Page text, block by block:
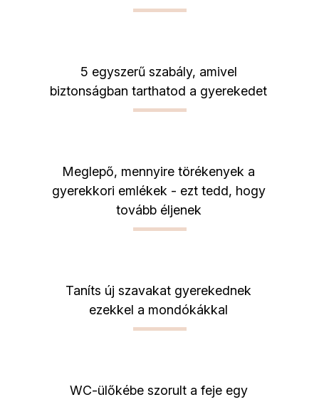
5 egyszerű szabály, amivel
biztonságban tarthatod a gyerekedet
Meglepő, mennyire törékenyek a
gyerekkori emlékek - ezt tedd, hogy
tovább éljenek
Taníts új szavakat gyerekednek
ezekkel a mondókákkal
WC-ülőkébe szorult a feje egy